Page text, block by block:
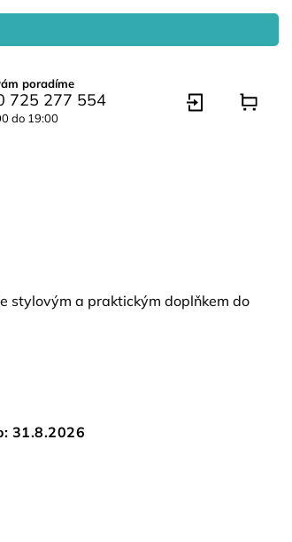
poradíme
725 277 554
do 19:00
31.8.2026
stylovým a praktickým doplňkem do